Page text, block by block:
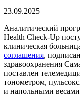
23.09.2025
Аналитический
Health Check-Up
клиническая
соглашения,
здравоохранения
поставлен
тонометром,
и напольными